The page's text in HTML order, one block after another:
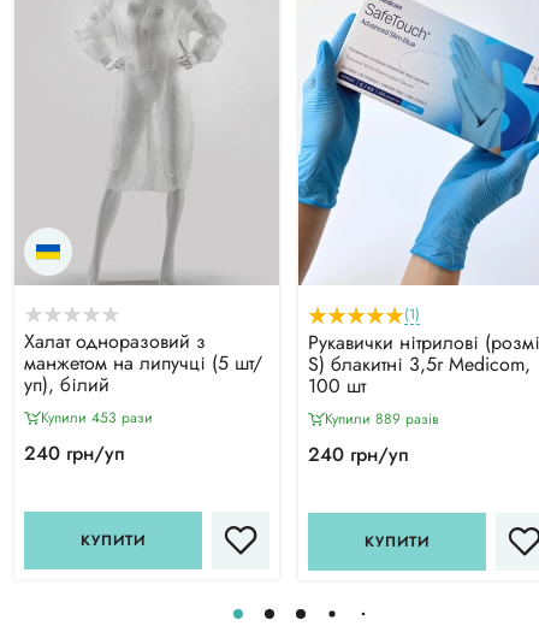
Халат одноразовий з
манжетом на липучці (5 шт/
уп), білий
Купили 453 рази
240 грн/уп
КУПИТИ
(1)
Рукавички нітрилові
S) блакитні 3,5г Medicom,
100 шт
Купили 889 разiв
240 грн/уп
КУПИТИ